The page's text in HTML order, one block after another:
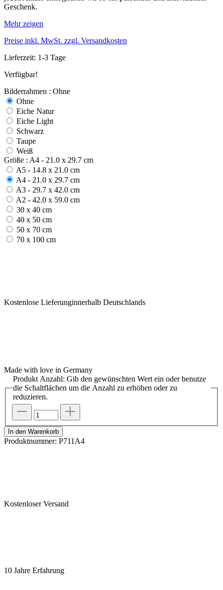
Geschenk.
Mehr zeigen
Preise inkl. MwSt. zzgl. Versandkosten
Lieferzeit: 1-3 Tage
Verfügbar!
Bilderrahmen : Ohne
Ohne
Eiche Natur
Eiche Light
Schwarz
Taupe
Weiß
Größe : A4 - 21.0 x 29.7 cm
A5 - 14.8 x 21.0 cm
A4 - 21.0 x 29.7 cm
A3 - 29.7 x 42.0 cm
A2 - 42.0 x 59.0 cm
30 x 40 cm
40 x 50 cm
50 x 70 cm
70 x 100 cm
Kostenlose Lieferunginnerhalb Deutschlands
Made with love in Germany
Produkt Anzahl: Gib den gewünschten Wert ein oder benutze
die Schaltflächen um die Anzahl zu erhöhen oder zu
reduzieren.
In den Warenkorb
Produktnummer: P711A4
Kostenloser Versand
10 Jahre Erfahrung